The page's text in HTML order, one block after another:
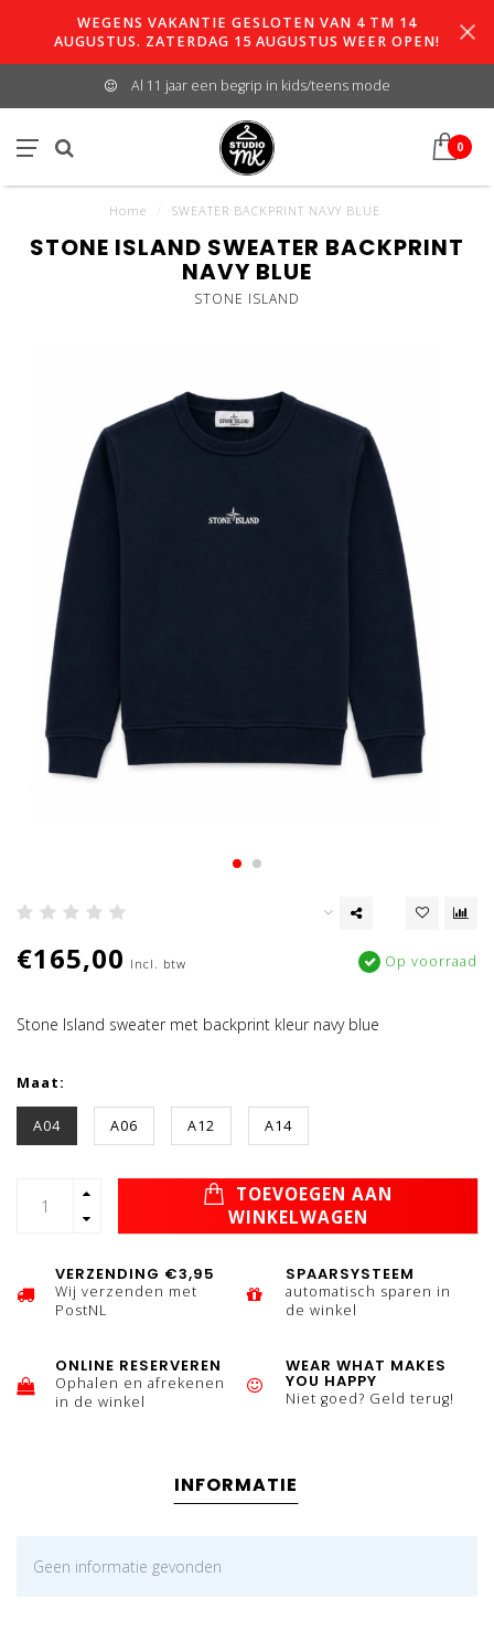
WEGENS VAKANTIE GESLOTEN VAN 4 TM 14
AUGUSTUS. ZATERDAG 15 AUGUSTUS WEER OPEN!
Al 11 jaar een begrip in kids/teens mode
0
Home SWEATER BACKPRINT NAVY BLUE
STONE ISLAND SWEATER BACKPRINT
NAVY BLUE
STONE ISLAND
€165,00 Incl. btw Op voorraad
Stone Island sweater met backprint kleur navy blue
Maat:
A04 A06 A12 A14
TOEVOEGEN AAN
WINKELWAGEN
VERZENDING €3,95
Wij verzenden met
PostNL
SPAARSYSTEEM
automatisch sparen in
de winkel
ONLINE RESERVEREN
Ophalen en afrekenen
in de winkel
WEAR WHAT MAKES
YOU HAPPY
Niet goed? Geld terug!
INFORMATIE
Geen informatie gevonden